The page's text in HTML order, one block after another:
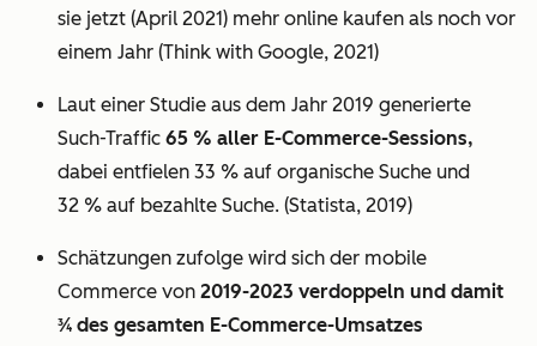
sie jetzt (April 2021) mehr online kaufen als noch vor
einem Jahr (Think with Google, 2021)
Laut einer Studie aus dem Jahr 2019 generierte
Such-Traffic 65 % aller E-Commerce-Sessions,
dabei entfielen 33 % auf organische Suche und
32 % auf bezahlte Suche. (Statista, 2019)
Schätzungen zufolge wird sich der mobile
Commerce von 2019-2023 verdoppeln und damit
3⁄4 des gesamten E-Commerce-Umsatzes